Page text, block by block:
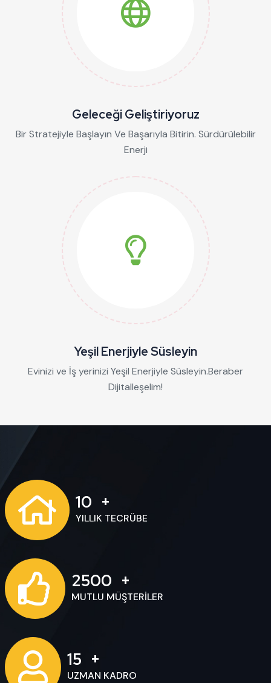
Geleceği Geliştiriyoruz
Bir Stratejiyle Başlayın Ve Başarıyla Bitirin. Sürdürülebilir
Enerji
Yeşil Enerjiyle Süsleyin
Evinizi ve İş yerinizi Yeşil Enerjiyle Süsleyin.Beraber
Dijitalleşelim!
10
YILLIK TECRÜBE
2500
MUTLU MÜŞTERILER
15
UZMAN KADRO